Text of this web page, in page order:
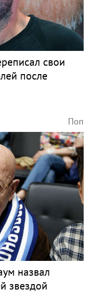
свои
после
Поп
назвал
звездой